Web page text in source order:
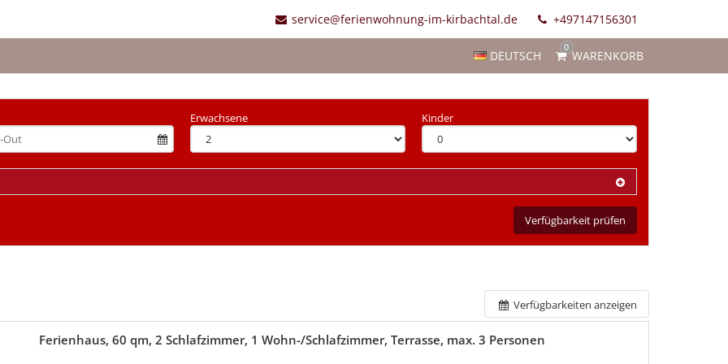
service@ferienwohnung-im-kirbachtal.de +497147156301
DEUTSCH
0
WARENKORB
Erwachsene Kinder
Verfügbarkeit prüfen
Verfügbarkeiten anzeigen
Ferienhaus, 60 qm, 2 Schlafzimmer, 1 Wohn-/Schlafzimmer, Terrasse, max. 3 Personen